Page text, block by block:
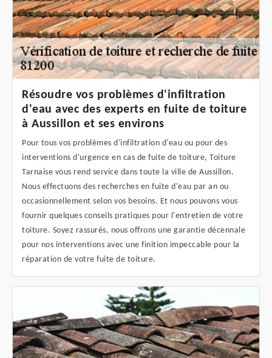
Résoudre vos problèmes d'infiltration
d'eau avec des experts en fuite de toiture
à Aussillon et ses environs
Pour tous vos problèmes d'infiltration d'eau ou pour des
interventions d'urgence en cas de fuite de toiture, Toiture
Tarnaise vous rend service dans toute la ville de Aussillon.
Nous effectuons des recherches en fuite d'eau par an ou
occasionnellement selon vos besoins. Et nous pouvons vous
fournir quelques conseils pratiques pour l'entretien de votre
toiture. Soyez rassurés, nous offrons une garantie décennale
pour nos interventions avec une finition impeccable pour la
réparation de votre fuite de toiture.